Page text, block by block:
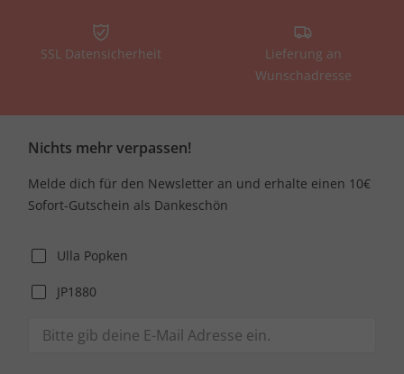
SSL Datensicherheit
Lieferung an
Wunschadresse
Nichts mehr verpassen!
Melde dich für den Newsletter an und erhalte einen 10€
Sofort-Gutschein als Dankeschön
Ulla Popken
JP1880